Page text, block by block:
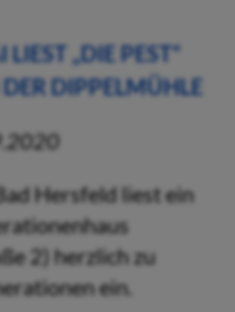
„DIE PEST“
DIPPELMÜHLE
Hersfeld liest ein
2) herzlich zu
ein.